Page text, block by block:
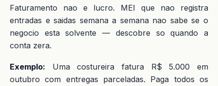
Faturamento nao e lucro. MEI que nao registra
entradas e saidas semana a semana nao sabe se o
negocio esta solvente — descobre so quando a
conta zera.
Exemplo: Uma costureira fatura R$ 5.000 em
outubro com entregas parceladas. Paga todos os